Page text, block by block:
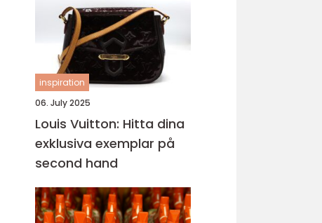
inspiration
06. July 2025
Louis Vuitton: Hitta dina
exklusiva exemplar på
second hand